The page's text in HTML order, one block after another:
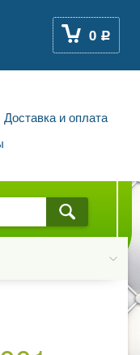
0 Р
Доставка и оплата